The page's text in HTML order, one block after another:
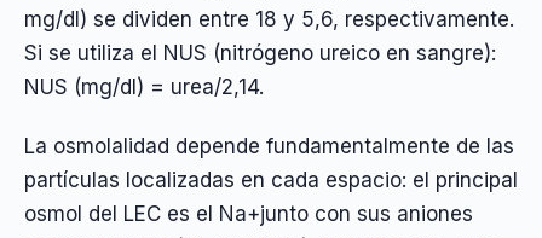
mg/dl) se dividen entre 18 y 5,6, respectivamente.
Si se utiliza el NUS (nitrógeno ureico en sangre):
NUS (mg/dl) = urea/2,14.
La osmolalidad depende fundamentalmente de las
partículas localizadas en cada espacio: el principal
osmol del LEC es el Na+junto con sus aniones